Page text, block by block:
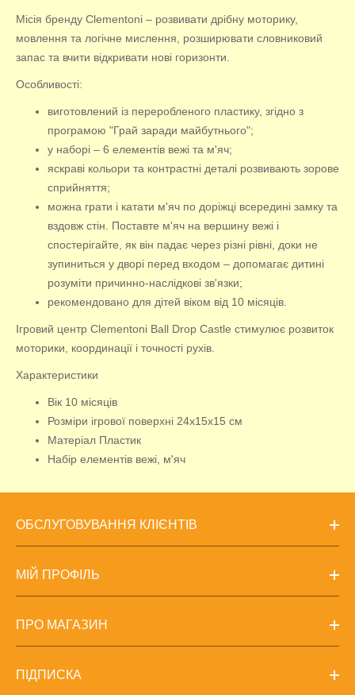
Місія бренду Clementoni – розвивати дрібну моторику,
мовлення та логічне мислення, розширювати словниковий
запас та вчити відкривати нові горизонти.
Особливості:
виготовлений із переробленого пластику, згідно з
програмою "Грай заради майбутнього";
у наборі – 6 елементів вежі та м'яч;
яскраві кольори та контрастні деталі розвивають зорове
сприйняття;
можна грати і катати м'яч по доріжці всередині замку та
вздовж стін. Поставте м'яч на вершину вежі і
спостерігайте, як він падає через різні рівні, доки не
зупиниться у дворі перед входом – допомагає дитині
розуміти причинно-наслідкові зв'язки;
рекомендовано для дітей віком від 10 місяців.
Ігровий центр Clementoni Ball Drop Castle стимулює розвиток
моторики, координації і точності рухів.
Характеристики
Вік 10 місяців
Розміри ігрової поверхні 24х15х15 см
Матеріал Пластик
Набір елементів вежі, м'яч
ОБСЛУГОВУВАННЯ КЛІЄНТІВ
МІЙ ПРОФІЛЬ
ПРО МАГАЗИН
ПІДПИСКА